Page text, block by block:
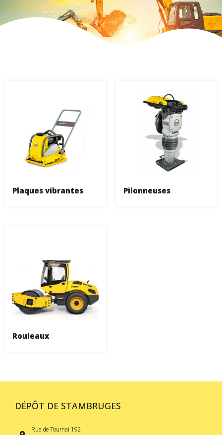
Plaques vibrantes Pilonneuses
Rouleaux
DÉPÔT DE STAMBRUGES
Rue de Tournai 192